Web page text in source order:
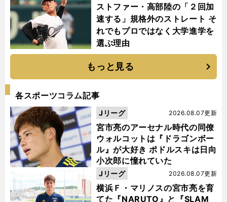
ストファー・高部陸の「２回加
速する」規格外のストレート そ
れでもプロではなく大学進学を
選ぶ理由
もっと見る
各スポーツコラム記事
宮市亮のアーセナル時代の同僚
ウォルコットは『ドラゴンボー
ル』が大好き ポドルスキは日向
小次郎に憧れていた
2026.08.07更新
Jリーグ
横浜Ｆ・マリノスの宮市亮を育
てた『NARUTO』と『SLAM
2026.08.07更新
Jリーグ